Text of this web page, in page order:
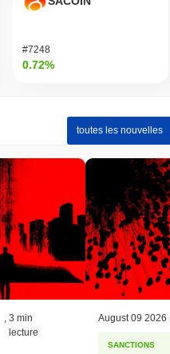
#7248
0.72%
toutes les nouvelles
3 min
lecture
August 09 2026
SANCTIONS